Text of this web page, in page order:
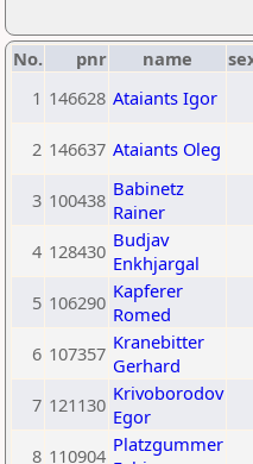
No. pnr name
1 146628 Ataiants Igor
2 146637 Ataiants Oleg
3 100438 Babinetz
Rainer
4 128430 Budjav
Enkhjargal
5 106290 Kapferer
Romed
6 107357 Kranebitter
Gerhard
7 121130 Krivoborodov
Egor
8 110904 Platzgummer